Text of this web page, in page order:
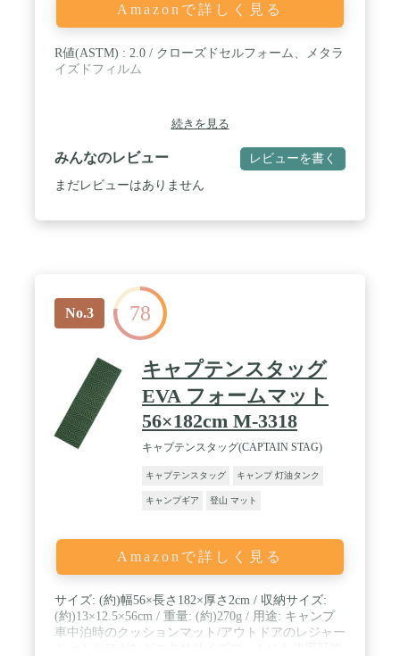
Amazonで詳しく見る
R値(ASTM) : 2.0 / クローズドセルフォーム、メタラ
イズドフィルム
続きを見る
みんなのレビュー レビューを書く
まだレビューはありません
No.3 78
キャプテンスタッグ
EVA フォームマット
56×182cm M-3318
キャプテンスタッグ(CAPTAIN STAG)
キャプテンスタッグ キャンプ 灯油タンク
キャンプギア 登山 マット
Amazonで詳しく見る
サイズ: (約)幅56×長さ182×厚さ2cm / 収納サイズ:
(約)13×12.5×56cm / 重量: (約)270g / 用途: キャンプ
車中泊時のクッションマット/アウトドアのレジャー